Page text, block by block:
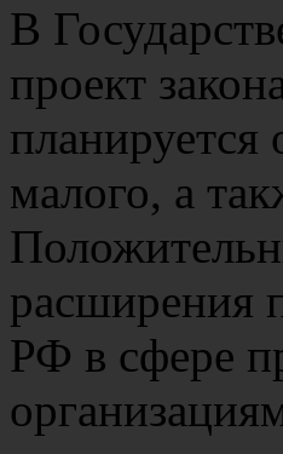
В
проект
планируется
малого, а
расширения
РФ в сфере